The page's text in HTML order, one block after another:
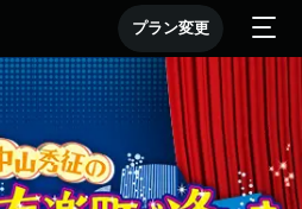
プラン変更